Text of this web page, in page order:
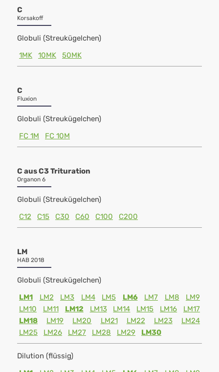
C
Korsakoff
Globuli (Streukügelchen)
1MK
10MK 50MK
C
Fluxion
Globuli (Streukügelchen)
FC 1M
FC 10M
C aus C3 Trituration
Organon 6
Globuli (Streukügelchen)
C12
C15 C30 C60 C100 C200
LM
HAB 2018
Globuli (Streukügelchen)
LM1
LM2 LM3 LM4 LM5 LM6 LM7 LM8
LM9
LM10
LM11 LM12 LM13 LM14 LM15 LM16
LM17
LM18
LM19 LM20 LM21 LM22 LM23
LM24
LM25
LM26 LM27 LM28 LM29 LM30
Dilution (flüssig)